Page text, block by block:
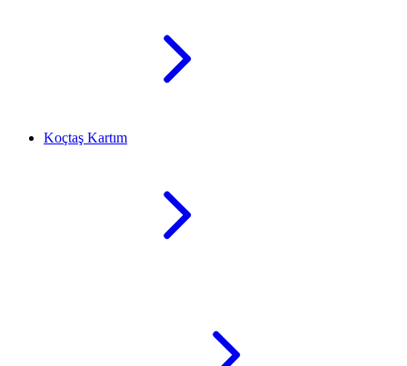
Koçtaş Kartım